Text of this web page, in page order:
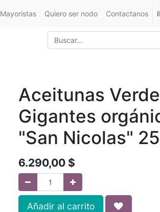
Mayoristas Quiero ser nodo Contactanos
Aceitunas
Gigantes
"San Nicolas"
6.290,00 $
Añadir al carrito